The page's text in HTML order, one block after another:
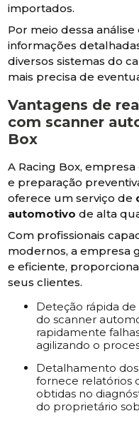
importados.
Por meio dessa
informações
diversos sistemas do
mais precisa de
Vantagens de
com scanner
Box
A Racing Box,
e preparação
oferece um serviço de
automotivo de alta
Com profissionais
modernos, a empresa
e eficiente,
seus clientes.
Deteção rápida de problemas: Graças à tecnologia
do scanner
rapidamente
agilizando o
Detalhamento dos diagnósticos: A Racing Box
fornece relatórios
obtidas no
do proprietário